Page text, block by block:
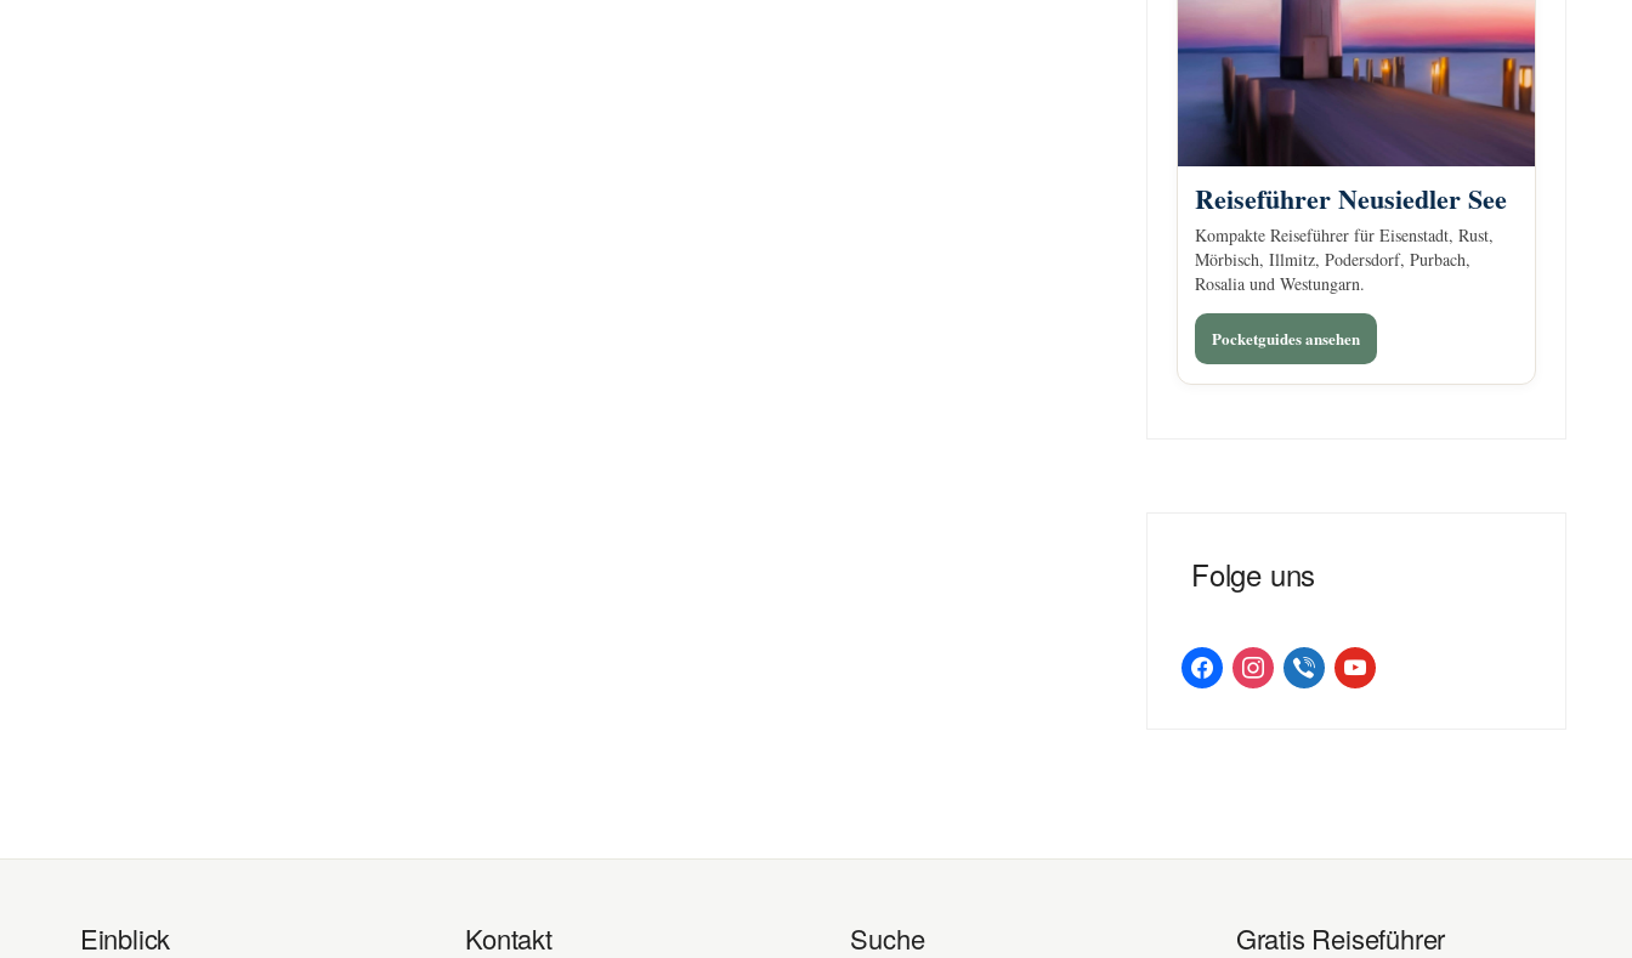
Reiseführer Neusiedler See
Kompakte Reiseführer für Eisenstadt, Rust,
Mörbisch, Illmitz, Podersdorf, Purbach,
Rosalia und Westungarn.
Pocketguides ansehen
Folge uns
facebookinstagramviber youtube
Einblick Kontakt Suche Gratis Reiseführer